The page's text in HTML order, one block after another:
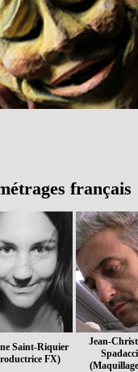
français
Saint-Riquier
FX)
Jean-